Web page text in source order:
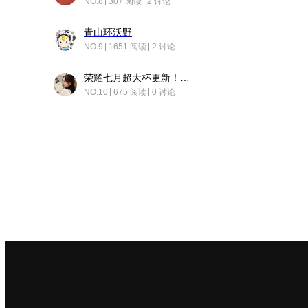
青山环沃野
NO.9 1651 阅读 2 讨论
NO.10 675 阅读 0 讨论